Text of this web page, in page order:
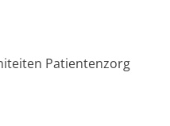
Patientenzorg